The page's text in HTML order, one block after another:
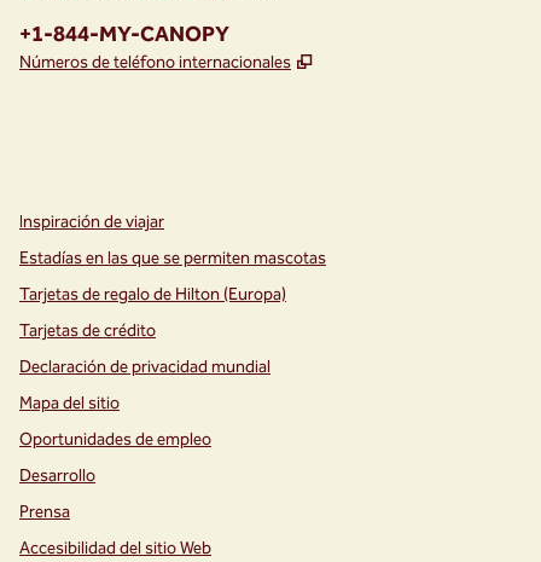
Teléfono:
+1-844-MY-CANOPY
Números de teléfono internacionales ,
Inspiración de viajar
Estadías en las que se permiten mascotas
Tarjetas de regalo de Hilton (Europa)
Tarjetas de crédito
Declaración de privacidad mundial
Mapa del sitio
Oportunidades de empleo
Desarrollo
Prensa
Accesibilidad del sitio Web